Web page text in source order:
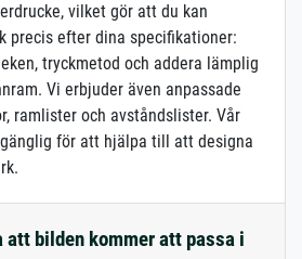
vilket gör att du kan
precis efter dina specifikationer:
tryckmetod och addera lämplig
Vi erbjuder även anpassade
ramlister och avståndslister. Vår
för att hjälpa till att designa
att bilden kommer att passa i